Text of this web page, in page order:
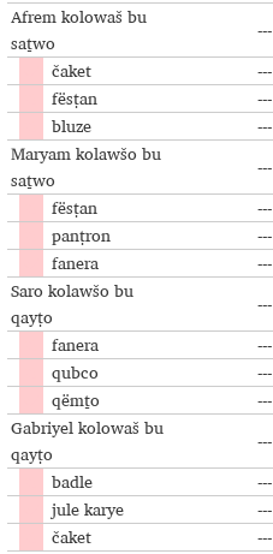
Afrem kolowaš bu
saṯwo
---
čaket ---
fësṭan ---
bluze ---
Maryam kolawšo bu
saṯwo
---
fësṭan ---
panṭron ---
fanera ---
Saro kolawšo bu
qayṭo
---
fanera ---
qubco ---
qëmṯo ---
Gabriyel kolowaš bu
qayṭo
---
badle ---
jule karye ---
čaket ---